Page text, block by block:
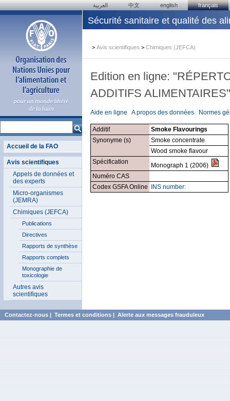
العربية 中文 english français
Accueil de la FAO
Avis scientifiques
Appels de données et
des experts
Micro-organismes
(JEMRA)
Chimiques (JEFCA)
Publications
Directives
Rapports de synthèse
Rapports complets
Monographie de
toxicologie
Autres avis
scientifiques
Sécurité sanitaire et qualité des
> Avis scientifiques > Chimiques (JEFCA)
Edition en ligne:
ADDITIFS ALIMENTAIRES"
Aide en ligne A propos des données Normes
Additif
Smoke Flavourings
Synonyme (s)
Smoke concentrate
Wood smoke flavour
Spécification
Monograph 1 (2006)
Numéro CAS
Codex GSFA Online
INS number:
Contactez-nous | Termes et conditions | Alerte aux messages frauduleux